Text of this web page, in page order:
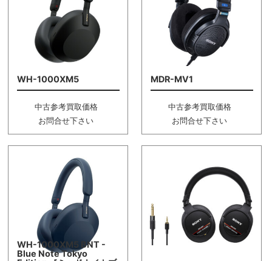
WH-1000XM5
中古参考買取価格
お問合せ下さい
MDR-MV1
中古参考買取価格
お問合せ下さい
WH-1000XM5 BNT -
Blue Note Tokyo